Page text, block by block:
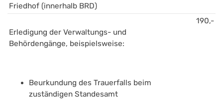
Friedhof (innerhalb BRD)
Erledigung der Verwaltungs- und
Behördengänge, beispielsweise:
Beurkundung des Trauerfalls beim
zuständigen Standesamt
190,-